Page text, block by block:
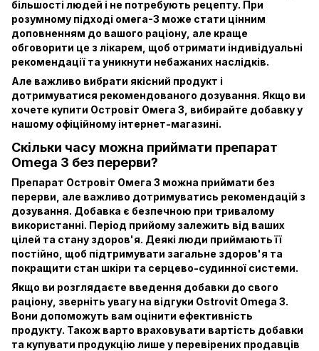
більшості людей і не потребують рецепту. При
розумному підході омега-3 може стати цінним
доповненням до вашого раціону, але краще
обговорити це з лікарем, щоб отримати індивідуальні
рекомендації та уникнути небажаних наслідків.
Але важливо вибрати якісний продукт і
дотримуватися рекомендованого дозування. Якщо ви
хочете купити Островіт Омега 3, вибирайте добавку у
нашому офіційному інтернет-магазині.
Скільки часу можна приймати препарат
Omega 3 без перерви?
Препарат Островіт Омега 3 можна приймати без
перерви, але важливо дотримуватись рекомендацій з
дозування. Добавка є безпечною при тривалому
використанні. Період прийому залежить від ваших
цілей та стану здоров'я. Деякі люди приймають її
постійно, щоб підтримувати загальне здоров'я та
покращити стан шкіри та серцево-судинної системи.
Якщо ви розглядаєте введення добавки до свого
раціону, зверніть увагу на відгуки Ostrovit Omega 3.
Вони допоможуть вам оцінити ефективність
продукту. Також варто враховувати вартість добавки
та купувати продукцію лише у перевірених продавців